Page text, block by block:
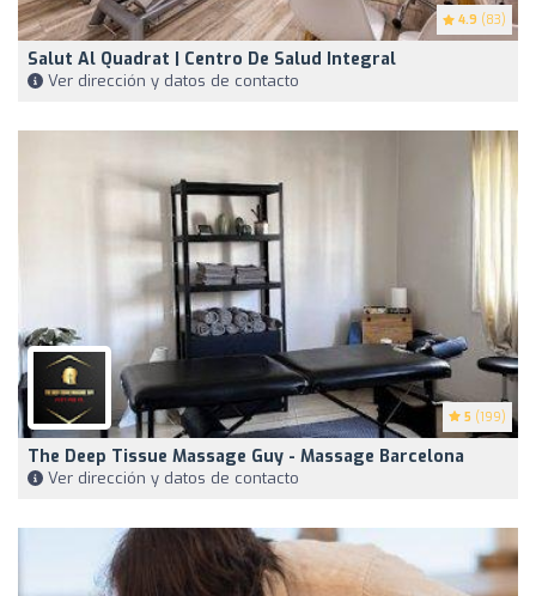
4.9 (83)
Salut Al Quadrat | Centro De Salud Integral
Ver dirección y datos de contacto
5 (199)
The Deep Tissue Massage Guy - Massage Barcelona
Ver dirección y datos de contacto